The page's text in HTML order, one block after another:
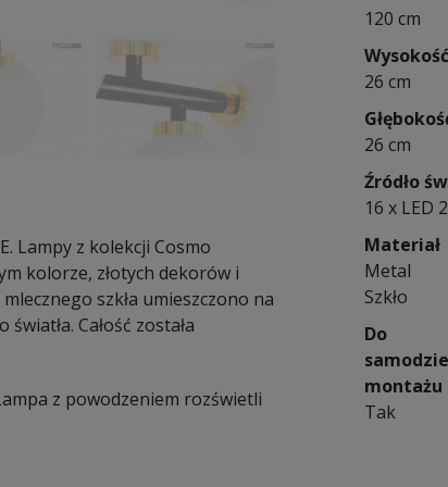
Lampy z kolekcji Cosmo
kolorze, złotych dekorów i
szkła umieszczono na
Całość została
z powodzeniem rozświetli
120 cm
Wysokość
26 cm
26 cm
Źródło
16 x LED
Materiał
Metal
Szkło
Do
montażu
Tak